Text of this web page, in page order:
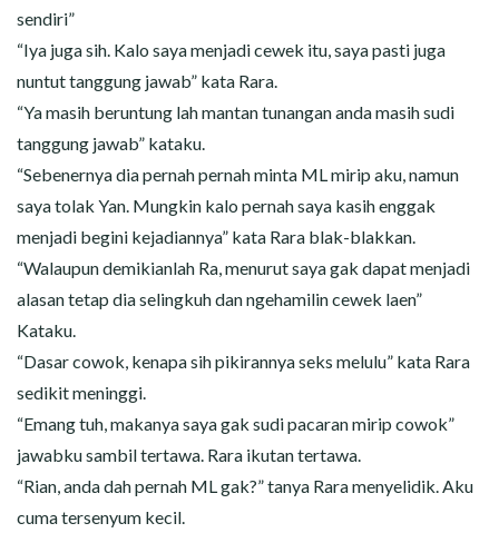
sendiri”
“Iya juga sih. Kalo saya menjadi cewek itu, saya pasti juga
nuntut tanggung jawab” kata Rara.
“Ya masih beruntung lah mantan tunangan anda masih sudi
tanggung jawab” kataku.
“Sebenernya dia pernah pernah minta ML mirip aku, namun
saya tolak Yan. Mungkin kalo pernah saya kasih enggak
menjadi begini kejadiannya” kata Rara blak-blakkan.
“Walaupun demikianlah Ra, menurut saya gak dapat menjadi
alasan tetap dia selingkuh dan ngehamilin cewek laen”
Kataku.
“Dasar cowok, kenapa sih pikirannya seks melulu” kata Rara
sedikit meninggi.
“Emang tuh, makanya saya gak sudi pacaran mirip cowok”
jawabku sambil tertawa. Rara ikutan tertawa.
“Rian, anda dah pernah ML gak?” tanya Rara menyelidik. Aku
cuma tersenyum kecil.